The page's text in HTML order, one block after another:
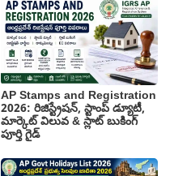
AP Stamps and Registration
2026: రిజిస్ట్రేషన్, స్టాంప్ డ్యూటీ,
మార్కెట్ విలువ & స్లాట్ బుకింగ్
పూర్తి గైడ్